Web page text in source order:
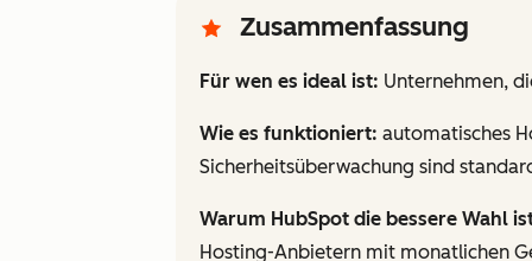
Zusammenfassung
Für wen es ideal ist: Unternehmen,
Wie es funktioniert: automatisches
Sicherheitsüberwachung sind
Warum HubSpot die bessere Wahl
Hosting-Anbietern mit monatlichen